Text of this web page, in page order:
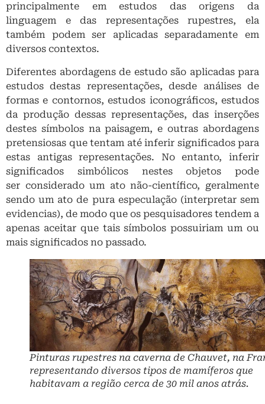
principalmente em estudos das origens da
linguagem e das representações rupestres, ela
também podem ser aplicadas separadamente em
diversos contextos.
Diferentes abordagens de estudo são aplicadas para
estudos destas representações, desde análises de
formas e contornos, estudos iconográficos, estudos
da produção dessas representações, das inserções
destes símbolos na paisagem, e outras abordagens
pretensiosas que tentam até inferir significados para
estas antigas representações. No entanto, inferir
significados simbólicos nestes objetos pode
ser considerado um ato não-científico, geralmente
sendo um ato de pura especulação (interpretar sem
evidencias), de modo que os pesquisadores tendem a
apenas aceitar que tais símbolos possuiriam um ou
mais significados no passado.
Pinturas rupestres na caverna de Chauvet, na
representando diversos tipos de mamíferos que
habitavam a região cerca de 30 mil anos atrás.